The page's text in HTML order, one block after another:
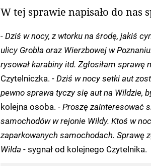
W tej sprawie napisało do nas
- Dziś w nocy, z wtorku na środę, jakiś
ulicy Grobla oraz Wierzbowej w
rysował karabiny itd. Zgłosiłam sprawę
Czytelniczka. - Dziś w nocy setki aut
pewno sprawa tyczy się aut na Wildzie,
kolejna osoba. -Proszę zainteresować
samochodów w rejonie Wildy. Ktoś w
zaparkowanych samochodach. Sprawę
Wilda -sygnał od kolejnego Czytelnika.